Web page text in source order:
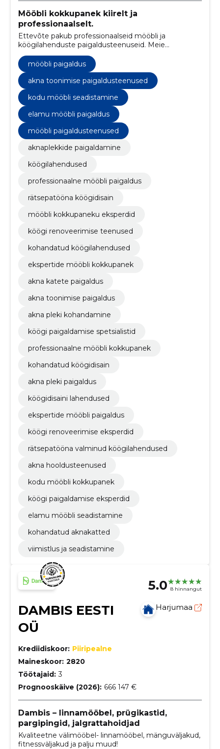
Mööbli kokkupanek kiirelt ja
professionaalselt.
Ettevõte pakub professionaalseid mööbli ja
köögilahenduste paigaldusteenuseid. Meie
meeskond tagab kvaliteetse ja usaldusväärse
teenuse, mis vastab klientide ootustele.
mööbli paigaldus
akna toonimise paigaldusteenused
kodu mööbli seadistamine
elamu mööbli paigaldus
mööbli paigaldusteenused
aknaplekkide paigaldamine
köögilahendused
professionaalne mööbli paigaldus
rätsepatööna köögidisain
mööbli kokkupaneku eksperdid
köögi renoveerimise teenused
kohandatud köögilahendused
ekspertide mööbli kokkupanek
akna katete paigaldus
akna toonimise paigaldus
akna pleki kohandamine
köögi paigaldamise spetsialistid
professionaalne mööbli kokkupanek
kohandatud köögidisain
akna pleki paigaldus
köögidisaini lahendused
ekspertide mööbli paigaldus
köögi renoveerimise eksperdid
rätsepatööna valminud köögilahendused
akna hooldusteenused
kodu mööbli kokkupanek
köögi paigaldamise eksperdid
elamu mööbli seadistamine
kohandatud aknakatted
viimistlus ja seadistamine
5.0 8 hinnangut
DAMBIS EESTI
OÜ
Harjumaa
Krediidiskoor: Piiripealne
Maineskoor: 2820
Töötajaid: 3
Prognooskäive (2026): 666 147 €
Dambis – linnamööbel, prügikastid,
pargipingid, jalgrattahoidjad
Kvaliteetne välimööbel- linnamööbel, mänguväljakud,
fitnessväljakud ja palju muud!